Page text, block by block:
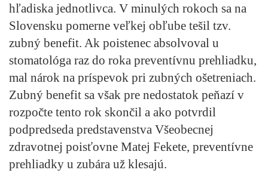
hľadiska jednotlivca. V minulých rokoch sa na
Slovensku pomerne veľkej obľube tešil tzv.
zubný benefit. Ak poistenec absolvoval u
stomatológa raz do roka preventívnu prehliadku,
mal nárok na príspevok pri zubných ošetreniach.
Zubný benefit sa však pre nedostatok peňazí v
rozpočte tento rok skončil a ako potvrdil
podpredseda predstavenstva Všeobecnej
zdravotnej poisťovne Matej Fekete, preventívne
prehliadky u zubára už klesajú.